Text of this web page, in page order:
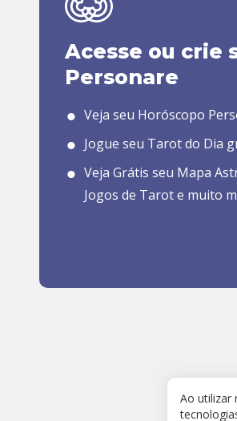
Acesse ou crie
Personare
Veja seu Horóscopo
Jogue seu Tarot do Dia
Veja Grátis seu Mapa
Jogos de Tarot e muito